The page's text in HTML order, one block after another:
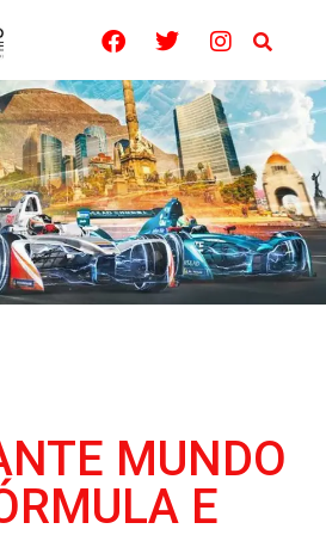
MUNDO
E